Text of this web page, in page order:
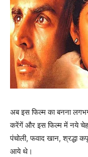
अब इस फिल्‍म का बनना
करेंगें और इस फिल्‍म में नये
पंचोली, फवाद खान, श्रद्धा
आये थे।